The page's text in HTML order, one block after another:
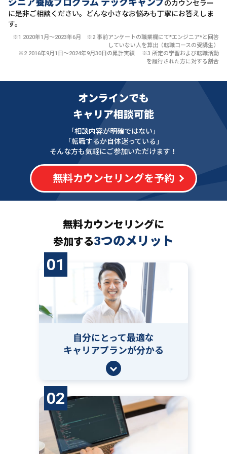
ジニア養成プログラム テックキャンプのカウンセラー
に是非ご相談ください。どんな小さなお悩みも丁寧にお答えしま
す。
※1 2020年1月〜2023年6月 ※2 事前アンケートの職業欄にて*エンジニア*と回答
していない人を算出（転職コースの受講生）
※2 2016年9月1日〜2024年9月30日の累計実績 ※3 所定の学習および転職活動
を履行された方に対する割合
オンラインでも
キャリア相談可能
「相談内容が明確ではない」
「転職するか自体迷っている」
そんな方も気軽にご参加いただけます！
無料カウンセリングを予約
無料カウンセリングに
参加する3つのメリット
01
自分にとって最適な
キャリアプランが分かる
02